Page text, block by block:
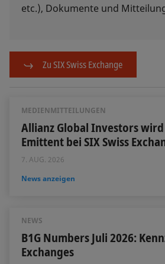
etc.), Dokumente und
Zu SIX Swiss Exchange
MEDIENMITTEILUNGEN
Allianz Global Investors wird
Emittent bei SIX Swiss
7. AUG. 2026
News anzeigen
NEWS
B1G Numbers Juli 2026:
Exchanges